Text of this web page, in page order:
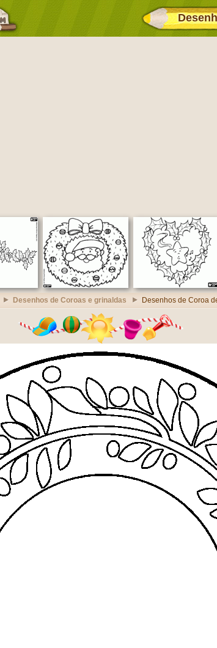
Desenhos de Coroas e grinaldas Desenhos de Coroa